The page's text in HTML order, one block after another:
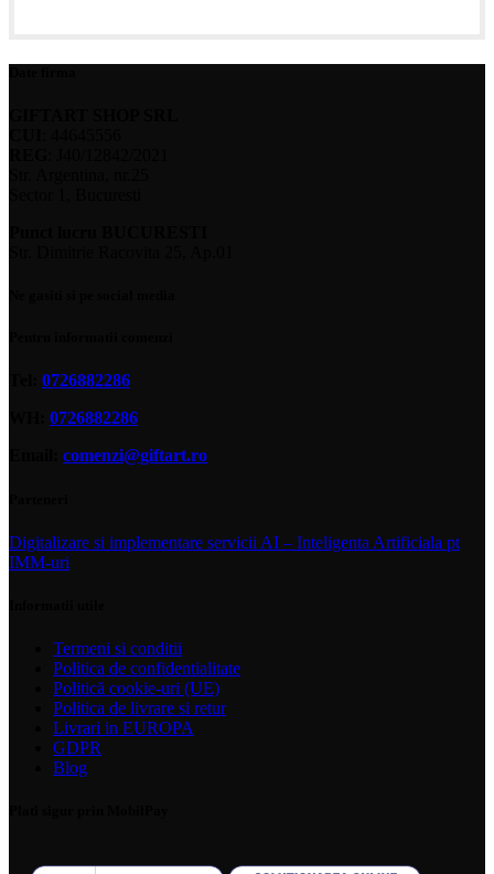
0726882286
0726882286
comenzi@giftart.ro
Digitalizare si implementare servicii AI – Inteligenta Artificiala pt
IMM-uri
Termeni si conditii
Politica de confidentialitate
Politică cookie-uri (UE)
Politica de livrare si retur
Livrari in EUROPA
GDPR
Blog